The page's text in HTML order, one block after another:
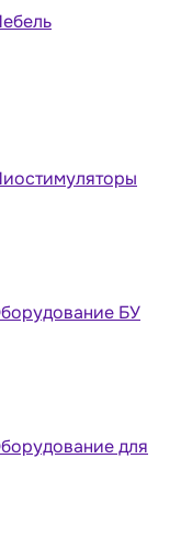
БУ
для